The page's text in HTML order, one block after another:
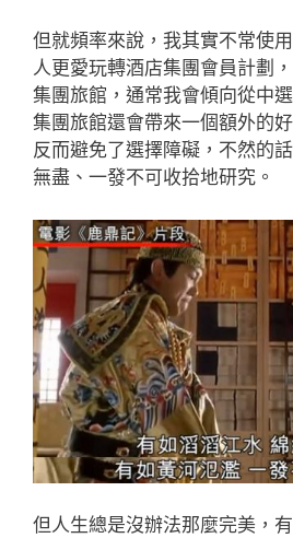
但就頻率來說，我其實不常使
人更愛玩轉酒店集團會員計劃
集團旅館，通常我會傾向從中
集團旅館還會帶來一個額外的
反而避免了選擇障礙，不然的
無盡、一發不可收拾地研究。
但人生總是沒辦法那麼完美，